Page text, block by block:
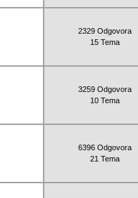
2329 Odgovora
15 Tema
3259 Odgovora
10 Tema
6396 Odgovora
21 Tema